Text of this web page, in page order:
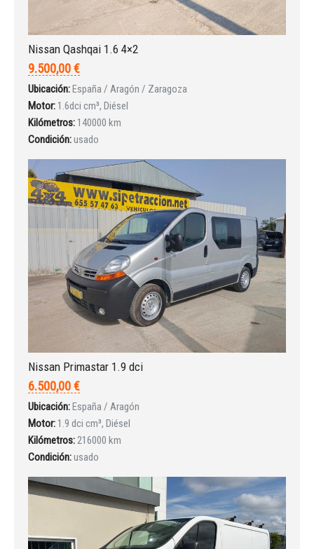
Iniciar sesión
INICIAR SESIÓN
¿Ha olvidado la contraseña?
Nissan Qashqai 1.6 4×2
9.500,00 €
Ubicación:España / Aragón / Zaragoza
Motor: 1.6dci cm³, Diésel
Kilómetros: 140000 km
Condición:usado
Nissan Primastar 1.9 dci
6.500,00 €
Ubicación:España / Aragón
Motor: 1.9 dci cm³, Diésel
Kilómetros:216000 km
Condición:usado